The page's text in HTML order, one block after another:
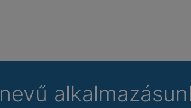
nevű